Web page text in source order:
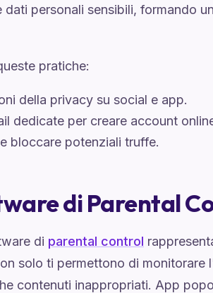
personali sensibili, formando
pratiche:
della privacy su social e app.
dedicate per creare account
bloccare potenziali truffe.
di Parental
di parental control
solo ti permettono di monitorare
contenuti inappropriati. App